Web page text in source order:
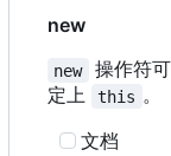
new
new
操作符
定上
this 。
文档